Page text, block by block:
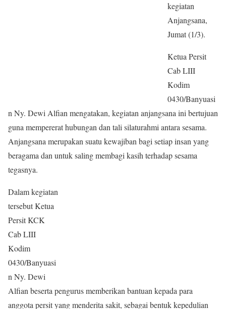
kegiatan
Anjangsana,
Jumat (1/3).
Ketua Persit
Cab LIII
Kodim
0430/Banyuasi
n Ny. Dewi Alfian mengatakan, kegiatan anjangsana ini bertujuan
guna mempererat hubungan dan tali silaturahmi antara sesama.
Anjangsana merupakan suatu kewajiban bagi setiap insan yang
beragama dan untuk saling membagi kasih terhadap sesama
tegasnya.
Dalam kegiatan
tersebut Ketua
Persit KCK
Cab LIII
Kodim
0430/Banyuasi
n Ny. Dewi
Alfian beserta pengurus memberikan bantuan kepada para
anggota persit yang menderita sakit, sebagai bentuk kepedulian